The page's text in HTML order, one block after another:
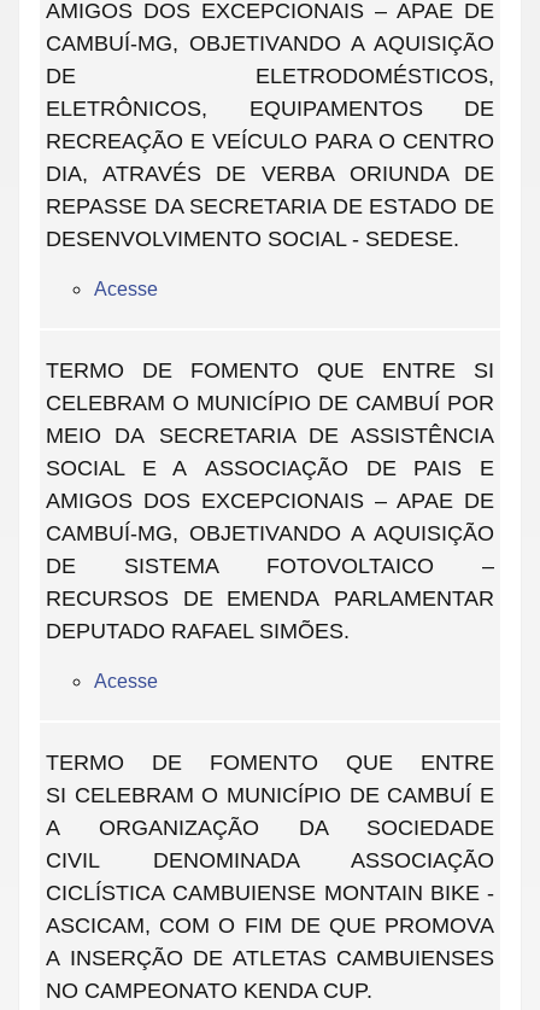
AMIGOS DOS EXCEPCIONAIS – APAE DE
CAMBUÍ-MG, OBJETIVANDO A AQUISIÇÃO
DE ELETRODOMÉSTICOS,
ELETRÔNICOS, EQUIPAMENTOS DE
RECREAÇÃO E VEÍCULO PARA O CENTRO
DIA, ATRAVÉS DE VERBA ORIUNDA DE
REPASSE DA SECRETARIA DE ESTADO DE
DESENVOLVIMENTO SOCIAL - SEDESE.
Acesse
TERMO DE FOMENTO QUE ENTRE SI
CELEBRAM O MUNICÍPIO DE CAMBUÍ POR
MEIO DA SECRETARIA DE ASSISTÊNCIA
SOCIAL E A ASSOCIAÇÃO DE PAIS E
AMIGOS DOS EXCEPCIONAIS – APAE DE
CAMBUÍ-MG, OBJETIVANDO A AQUISIÇÃO
DE SISTEMA FOTOVOLTAICO –
RECURSOS DE EMENDA PARLAMENTAR
DEPUTADO RAFAEL SIMÕES.
Acesse
TERMO DE FOMENTO QUE ENTRE
SI CELEBRAM O MUNICÍPIO DE CAMBUÍ E
A ORGANIZAÇÃO DA SOCIEDADE
CIVIL DENOMINADA ASSOCIAÇÃO
CICLÍSTICA CAMBUIENSE MONTAIN BIKE -
ASCICAM, COM O FIM DE QUE PROMOVA
A INSERÇÃO DE ATLETAS CAMBUIENSES
NO CAMPEONATO KENDA CUP.